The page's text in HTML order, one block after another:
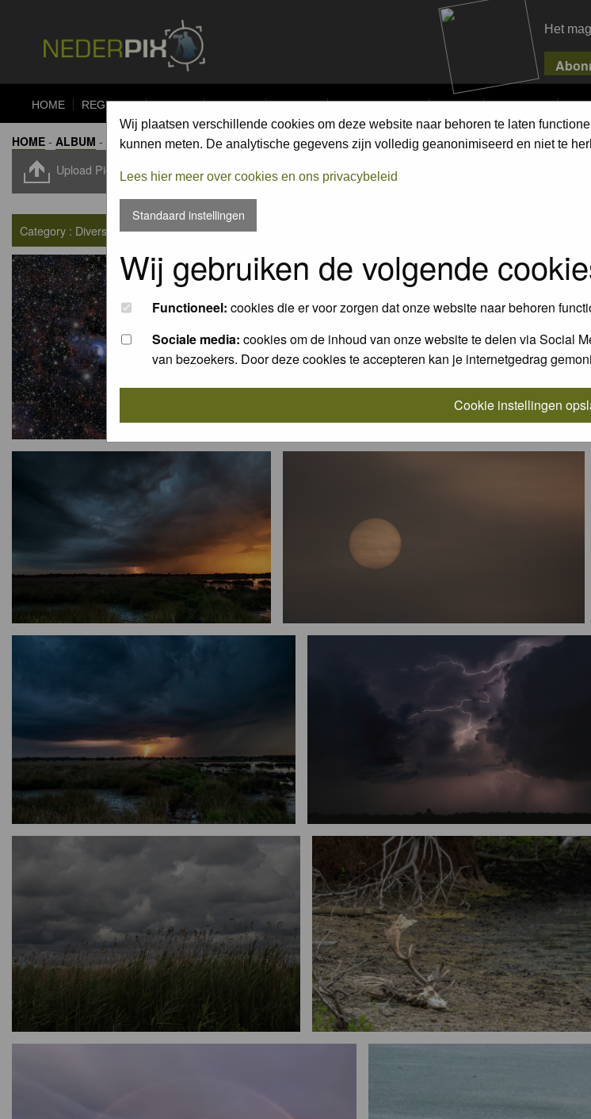
Het
HOME REGISTER FORUM UPLOAD ALBUMS COMPETITIONS PIXPAS MAGAZINE
Wij plaatsen verschillende cookies om deze website naar behoren te laten
kunnen meten. De analytische gegevens zijn volledig geanonimiseerd en niet te
Lees hier meer over cookies en ons privacybeleid
Standaard instellingen
Wij gebruiken de volgende
Functioneel: cookies die er voor zorgen dat onze website naar behoren
Sociale media: cookies om de inhoud van onze website te delen via Social
van bezoekers. Door deze cookies te accepteren kan je internetgedrag
Cookie instellingen
HOME - ALBUM - DIVERSE NATUUR / MISCELLANEOUS
Upload Pic
Category : Diverse natuur / Miscellaneous